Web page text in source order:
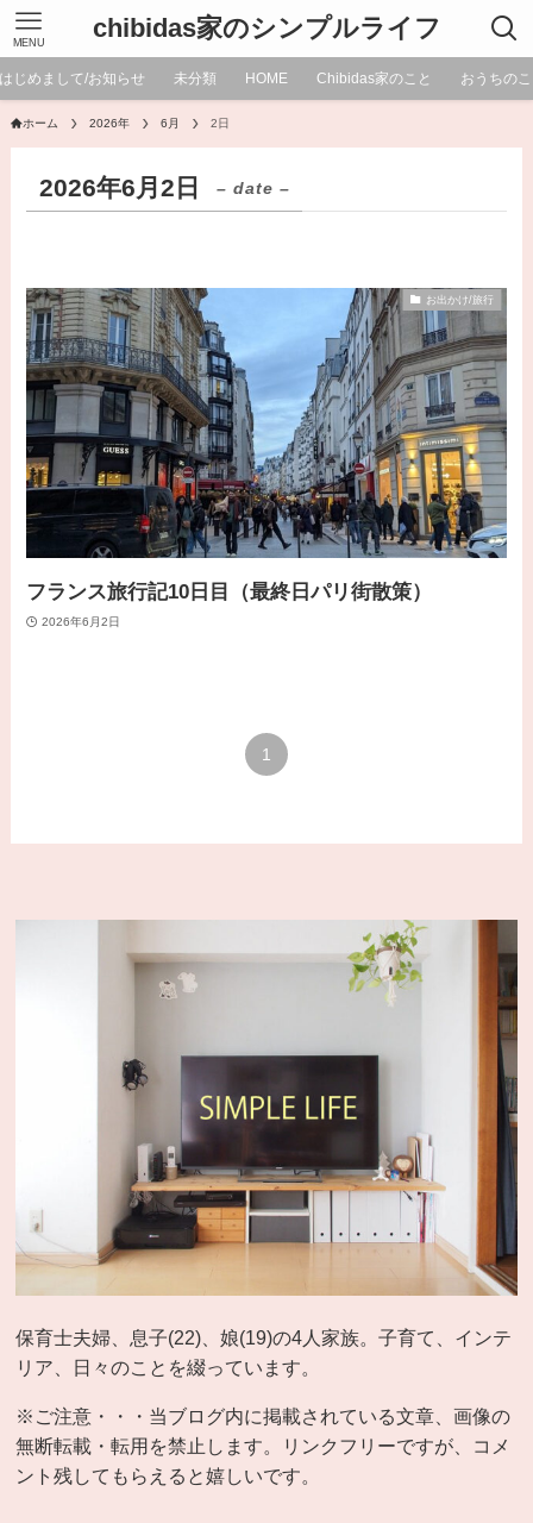
chibidas家のシンプルライフ
MENU
はじめまして/お知らせ 未分類 HOME Chibidas家のこと おうちの
ホーム 2026年 6月 2日
2026年6月2日 – date –
お出かけ/旅行
フランス旅行記10日目（最終日パリ街散策）
2026年6月2日
1
保育士夫婦、息子(22)、娘(19)の4人家族。子育て、インテ
リア、日々のことを綴っています。
※ご注意・・・当ブログ内に掲載されている文章、画像の
無断転載・転用を禁止します。リンクフリーですが、コメ
ント残してもらえると嬉しいです。